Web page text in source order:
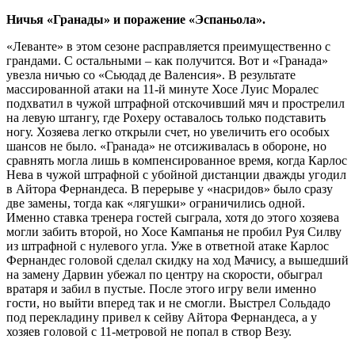
Ничья «Гранады» и поражение «Эспаньола».
«Леванте» в этом сезоне расправляется преимущественно с
грандами. С остальными – как получится. Вот и «Гранада»
увезла ничью со «Сьюдад де Валенсия». В результате
массированной атаки на 11-й минуте Хосе Луис Моралес
подхватил в чужой штрафной отскочивший мяч и прострелил
на левую штангу, где Рохеру оставалось только подставить
ногу. Хозяева легко открыли счет, но увеличить его особых
шансов не было. «Гранада» не отсиживалась в обороне, но
сравнять могла лишь в компенсированное время, когда Карлос
Нева в чужой штрафной с убойной дистанции дважды угодил
в Айтора Фернандеса. В перерыве у «насридов» было сразу
две замены, тогда как «лягушки» ограничились одной.
Именно ставка тренера гостей сыграла, хотя до этого хозяева
могли забить второй, но Хосе Кампанья не пробил Руя Силву
из штрафной с нулевого угла. Уже в ответной атаке Карлос
Фернандес головой сделал скидку на ход Мачису, а вышедший
на замену Дарвин убежал по центру на скорости, обыграл
вратаря и забил в пустые. После этого игру вели именно
гости, но выйти вперед так и не смогли. Выстрел Сольдадо
под перекладину привел к сейву Айтора Фернандеса, а у
хозяев головой с 11-метровой не попал в створ Везу.